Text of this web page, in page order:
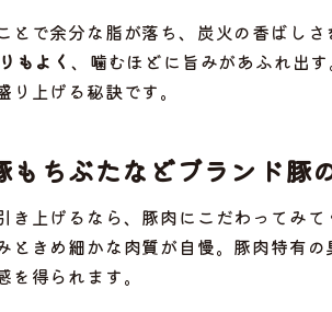
で余分な脂が落ち、炭火の香ばしさ
もよく、噛むほどに旨みがあふれ出
上げる秘訣です。
もちぶたなどブランド豚
上げるなら、豚肉にこだわってみて
ときめ細かな肉質が自慢。豚肉特有
得られます。